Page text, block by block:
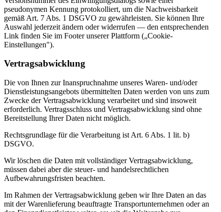
pseudonymen Kennung protokolliert, um die Nachweisbarkeit
gemäß Art. 7 Abs. 1 DSGVO zu gewährleisten. Sie können Ihre
Auswahl jederzeit ändern oder widerrufen — den entsprechenden
Link finden Sie im Footer unserer Plattform („Cookie-
Einstellungen").
Vertragsabwicklung
Die von Ihnen zur Inanspruchnahme unseres Waren- und/oder
Dienstleistungsangebots übermittelten Daten werden von uns zum
Zwecke der Vertragsabwicklung verarbeitet und sind insoweit
erforderlich. Vertragsschluss und Vertragsabwicklung sind ohne
Bereitstellung Ihrer Daten nicht möglich.
Rechtsgrundlage für die Verarbeitung ist Art. 6 Abs. 1 lit. b)
DSGVO.
Wir löschen die Daten mit vollständiger Vertragsabwicklung,
müssen dabei aber die steuer- und handelsrechtlichen
Aufbewahrungsfristen beachten.
Im Rahmen der Vertragsabwicklung geben wir Ihre Daten an das
mit der Warenlieferung beauftragte Transportunternehmen oder an